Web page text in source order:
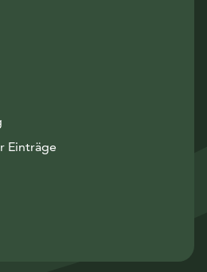
Einträge
ikkunaan
ikkunaan